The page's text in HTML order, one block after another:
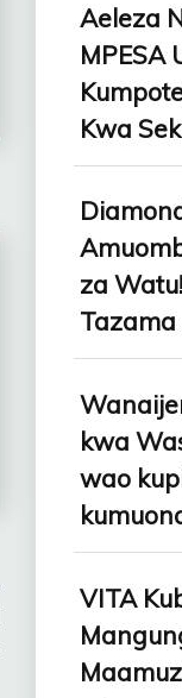
Aeleza
MPESA
Kwa
za
kwa
wao
VITA